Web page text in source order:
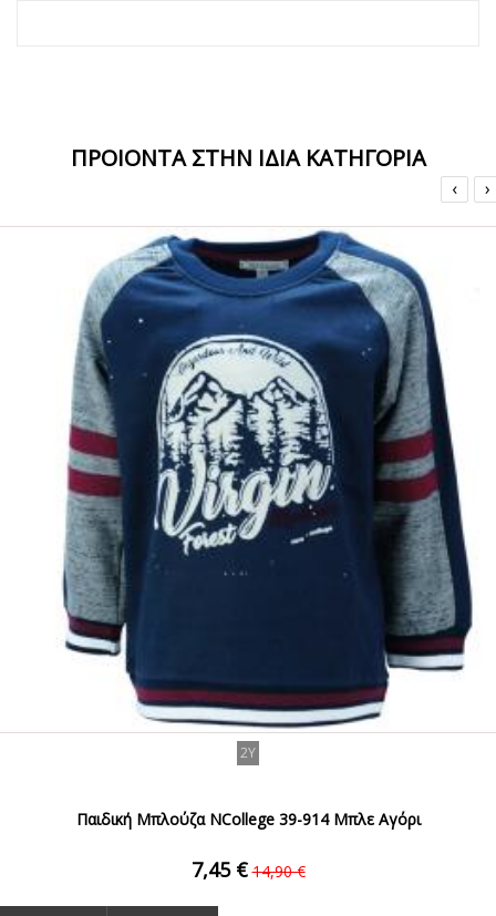
ΠΡΟΙΟΝΤΑ ΣΤΗΝ ΙΔΙΑ ΚΑΤΗΓΟΡΙΑ
‹ ›
2Y
Παιδική Μπλούζα NCollege 39-914 Μπλε Αγόρι
7,45 € 14,90 €